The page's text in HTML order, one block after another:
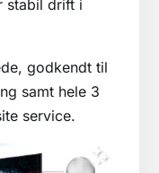
stabil drift i
godkendt til
samt hele 3
service.